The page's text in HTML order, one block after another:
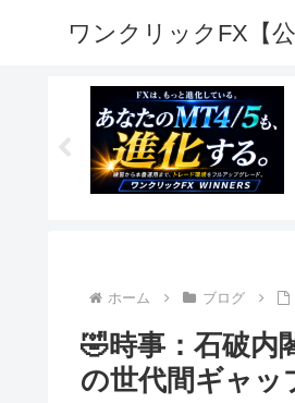
ワンクリックFX【公
ホーム ブログ
🤣時事：石破内
の世代間ギャッ